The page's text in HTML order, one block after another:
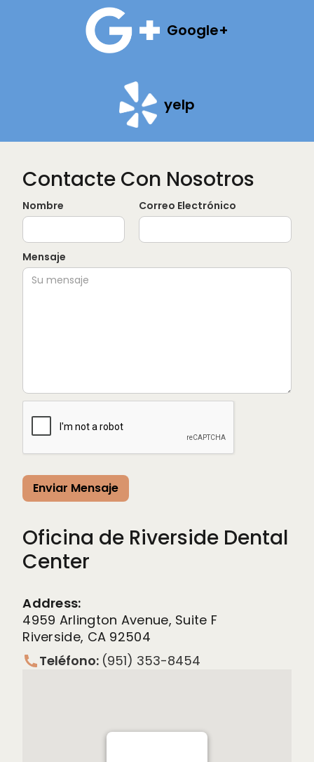
Google+
yelp
Contacte Con Nosotros
Nombre Correo Electrónico
Mensaje
Oficina de Riverside Dental
Center
Address:
4959 Arlington Avenue, Suite F
Riverside, CA 92504
Teléfono: (951) 353-8454